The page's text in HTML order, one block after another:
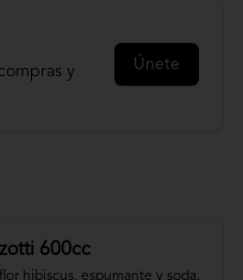
y
Únete
600cc
hibiscus, espumante y soda.